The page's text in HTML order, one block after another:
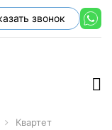
звонок
Квартет